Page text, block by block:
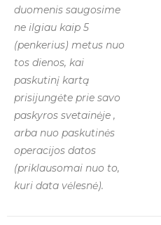
duomenis saugosime
ne ilgiau kaip 5
(penkerius) metus nuo
tos dienos, kai
paskutinį kartą
prisijungėte prie savo
paskyros svetainėje ,
arba nuo paskutinės
operacijos datos
(priklausomai nuo to,
kuri data vėlesnė).